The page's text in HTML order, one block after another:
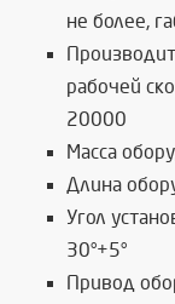
не более,
рабочей
20000
Масса
Длина
Угол
30°+5°
Привод